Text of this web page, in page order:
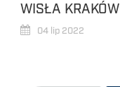
WISŁA KRAKÓW
04 lip 2022